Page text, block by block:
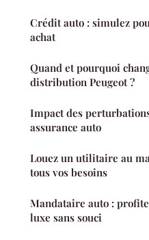
Crédit auto : simulez
achat
Quand et pourquoi
distribution Peugeot ?
Impact des
assurance auto
Louez un utilitaire au
tous vos besoins
Mandataire auto :
luxe sans souci